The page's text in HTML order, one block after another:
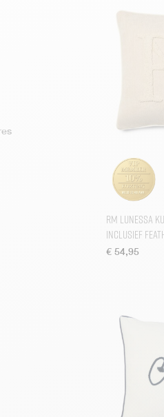
RM Lunessa
inclusief
€54,95